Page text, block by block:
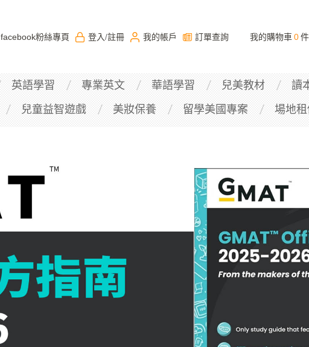
facebook粉絲專頁 登入 /註冊 我的帳戶 訂單查詢 我的購物車 0件
英語學習 專業英文 華語學習 兒美教材 讀
兒童益智遊戲 美妝保養 留學美國專案 場地